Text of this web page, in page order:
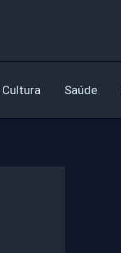
Cultura Saúde